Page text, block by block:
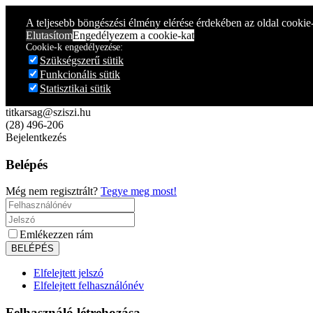
A teljesebb böngészési élmény elérése érdekében az oldal
ElutasítomEngedélyezem a cookie-kat
Cookie-k engedélyezése:
Szükségszerű sütik
Funkcionális sütik
Statisztikai sütik
titkarsag@sziszi.hu
(28) 496-206
Bejelentkezés
Belépés
Még nem regisztrált? Tegye meg most!
Emlékezzen rám
Elfelejtett jelszó
Elfelejtett felhasználónév